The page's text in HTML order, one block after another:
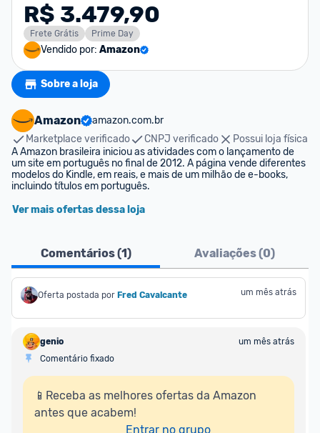
R$ 3.479,90
Frete Grátis Prime Day
Vendido por: Amazon
Sobre a loja
Amazon
amazon.com.br
Marketplace verificado
CNPJ verificado
Possui loja física
A Amazon brasileira iniciou as atividades com o lançamento de
um site em português no final de 2012. A página vende diferentes
modelos do Kindle, em reais, e mais de um milhão de e-books,
incluindo títulos em português.
Ver mais ofertas dessa loja
Comentários (1) Avaliações (0)
Oferta postada por Fred Cavalcante um mês atrás
genio
um mês atrás
Comentário fixado
📱Receba as melhores ofertas da Amazon
antes que acabem!
Entrar no grupo